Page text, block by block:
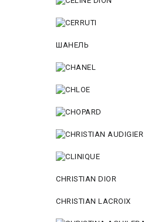
ШАНЕЛЬ
CHRISTIAN DIOR
CHRISTIAN LACROIX